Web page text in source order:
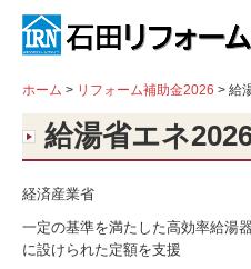
ホーム
キャンペーン
リフォームメニュー
リフォームの流れ
ホーム リフォーム補助金2026 給
給湯省エネ
経済産業省
一定の基準を満たした高効率給湯
に設けられた定額を支援